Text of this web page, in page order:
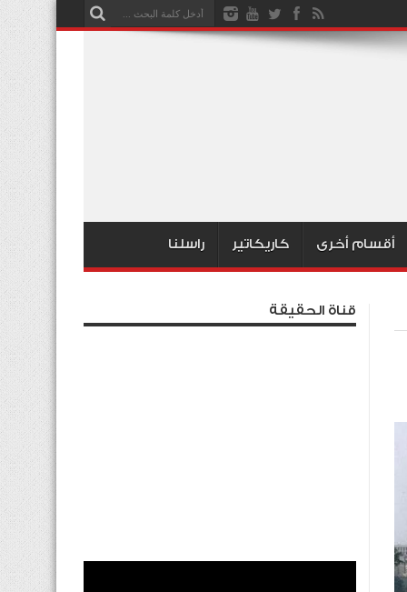
أقسام أخرى كاريكاتير راسلنا
قناة الحقيقة